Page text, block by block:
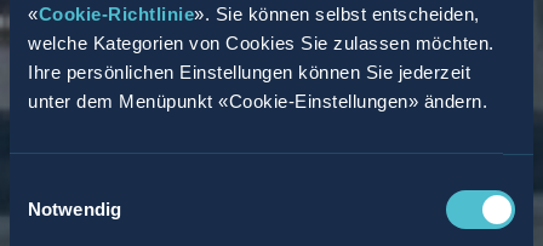
«Cookie-Richtlinie». Sie können selbst entscheiden,
welche Kategorien von Cookies Sie zulassen möchten.
Ihre persönlichen Einstellungen können Sie jederzeit
unter dem Menüpunkt «Cookie-Einstellungen» ändern.
Notwendig